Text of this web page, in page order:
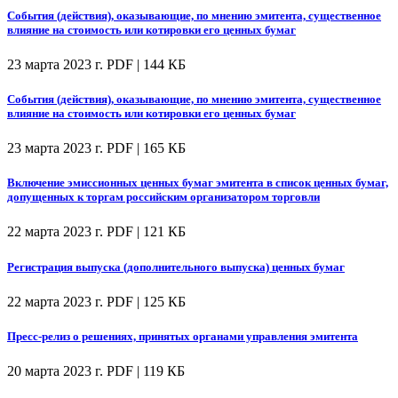
События (действия), оказывающие, по мнению эмитента, существенное
влияние на стоимость или котировки его ценных бумаг
23 марта 2023 г. PDF | 144 КБ
События (действия), оказывающие, по мнению эмитента, существенное
влияние на стоимость или котировки его ценных бумаг
23 марта 2023 г. PDF | 165 КБ
Включение эмиссионных ценных бумаг эмитента в список ценных бумаг,
допущенных к торгам российским организатором торговли
22 марта 2023 г. PDF | 121 КБ
Регистрация выпуска (дополнительного выпуска) ценных бумаг
22 марта 2023 г. PDF | 125 КБ
Пресс-релиз о решениях, принятых органами управления эмитента
20 марта 2023 г. PDF | 119 КБ